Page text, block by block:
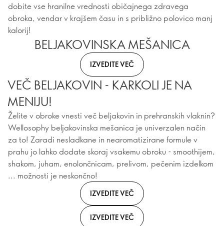
dobite vse hranilne vrednosti običajnega zdravega
obroka, vendar v krajšem času in s približno polovico manj
kalorij!
BELJAKOVINSKA MEŠANICA
IZVEDITE VEČ
VEČ BELJAKOVIN - KARKOLI JE NA
MENIJU!
Želite v obroke vnesti več beljakovin in prehranskih vlaknin?
Wellosophy beljakovinska mešanica je univerzalen način
za to! Zaradi nesladkane in nearomatizirane formule v
prahu jo lahko dodate skoraj vsakemu obroku - smoothijem,
shakom, juham, enolončnicam, prelivom, pečenim izdelkom
... možnosti je neskončno!
IZVEDITE VEČ
IZVEDITE VEČ